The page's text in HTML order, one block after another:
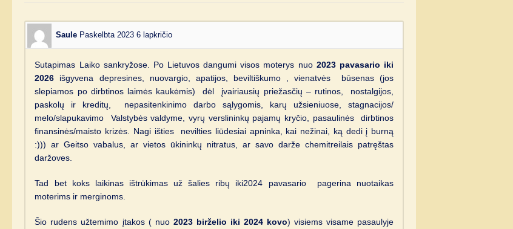
Saule Paskelbta 2023 6 lapkričio
Sutapimas Laiko sankryžose. Po Lietuvos dangumi visos moterys nuo2023 pavasario iki
2026 išgyvena depresines, nuovargio, apatijos, beviltiškumo , vienatvės būsenas (jos
slepiamos po dirbtinos laimės kaukėmis) dėl įvairiausių priežasčių – rutinos, nostalgijos,
paskolų ir kreditų, nepasitenkinimo darbo sąlygomis, karų užsieniuose, stagnacijos/
melo/slapukavimo Valstybės valdyme, vyrų verslininkų pajamų kryčio, pasaulinės dirbtinos
finansinės/maisto krizės. Nagi išties nevilties liūdesiai apninka, kai nežinai, ką dedi į burną
:))) ar Geitso vabalus, ar vietos ūkininkų nitratus, ar savo darže chemitreilais patręštas
daržoves.
Tad bet koks laikinas ištrūkimas už šalies ribų iki2024 pavasario pagerina nuotaikas
moterims ir merginoms.
Šio rudens užtemimo įtakos ( nuo 2023 birželio iki 2024 kovo) visiems visame pasaulyje